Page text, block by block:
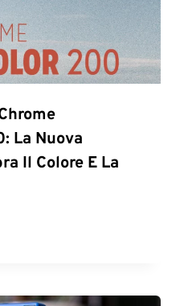
La Nuova
Il Colore E La